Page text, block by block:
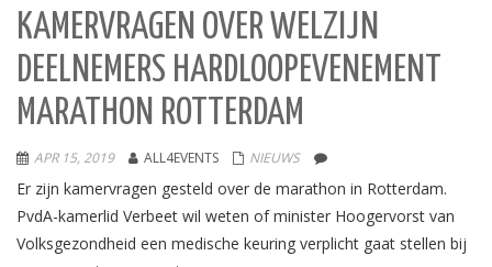
KAMERVRAGEN OVER WELZIJN
DEELNEMERS HARDLOOPEVENEMENT
MARATHON ROTTERDAM
APR 15, 2019 ALL4EVENTS NIEUWS
Er zijn kamervragen gesteld over de marathon in Rotterdam.
PvdA-kamerlid Verbeet wil weten of minister Hoogervorst van
Volksgezondheid een medische keuring verplicht gaat stellen bij